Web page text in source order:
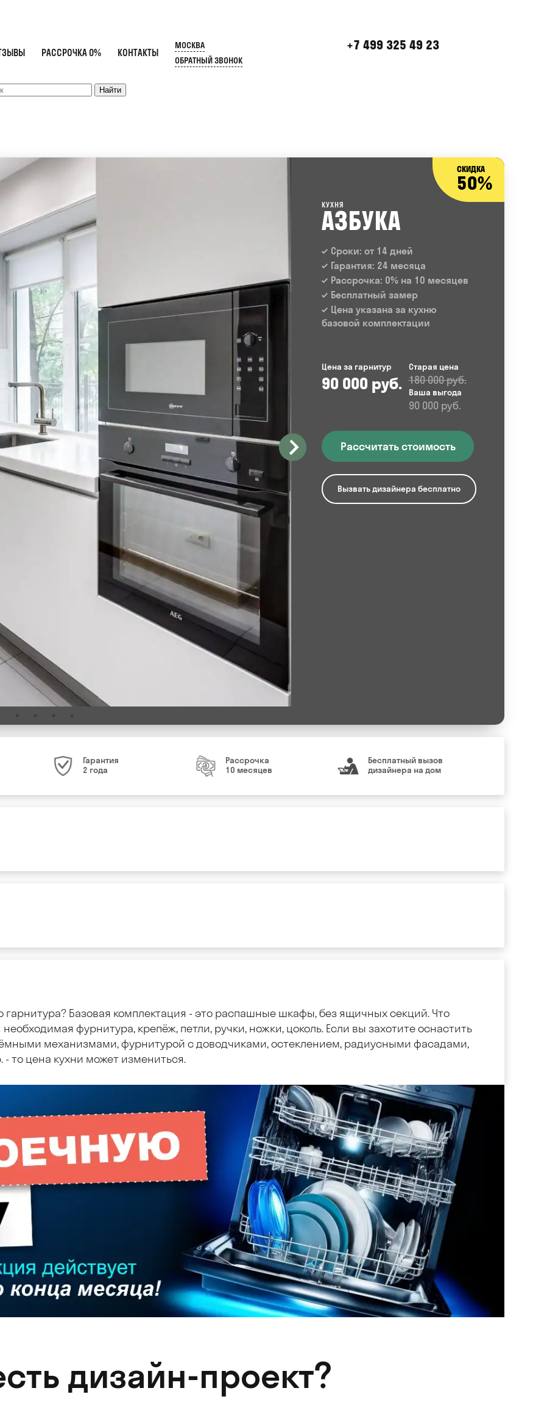
РАССРОЧКА 0% КОНТАКТЫ
+7 499 325 49 23
МОСКВА
ОБРАТНЫЙ ЗВОНОК
СКИДКА
50%
КУХНЯ
АЗБУКА
Сроки: от 14 дней
Гарантия: 24 месяца
Рассрочка: 0% на 10 месяцев
Бесплатный замер
Цена указана за кухню
базовой комплектации
Цена за гарнитур
90 000 руб.
Старая цена
180 000 руб.
Ваша выгода
90 000 руб.
Рассчитать стоимость
Вызвать дизайнера бесплатно
Гарантия
2 года
Рассрочка
10 месяцев
Бесплатный вызов
дизайнера на дом
гарнитура? Базовая комплектация - это распашные шкафы, без ящичных секций. Что
фурнитура, крепёж, петли, ручки, ножки, цоколь. Если вы захотите оснастить
механизмами, фурнитурой с доводчиками, остеклением, радиусными фасадами,
то цена кухни может измениться.
дизайн-проект?